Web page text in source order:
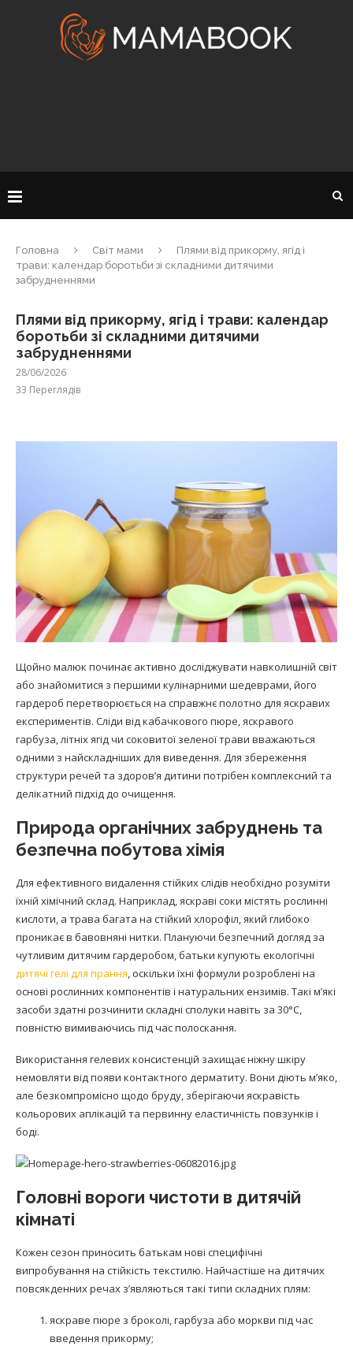
Головна Світ мами
Плями від прикорму, ягід і
трави: календар боротьби зі складними дитячими
забрудненнями
Плями від прикорму, ягід і трави: календар
боротьби зі складними дитячими
забрудненнями
28/06/2026
33 Переглядів
Щойно малюк починає активно досліджувати навколишній світ
або знайомитися з першими кулінарними шедеврами, його
гардероб перетворюється на справжнє полотно для яскравих
експериментів. Сліди від кабачкового пюре, яскравого
гарбуза, літніх ягід чи соковитої зеленої трави вважаються
одними з найскладніших для виведення. Для збереження
структури речей та здоров’я дитини потрібен комплексний та
делікатний підхід до очищення.
Природа органічних забруднень та
безпечна побутова хімія
Для ефективного видалення стійких слідів необхідно розуміти
їхній хімічний склад. Наприклад, яскраві соки містять рослинні
кислоти, а трава багата на стійкий хлорофіл, який глибоко
проникає в бавовняні нитки. Плануючи безпечний догляд за
чутливим дитячим гардеробом, батьки купують екологічні
дитячі гелі для прання, оскільки їхні формули розроблені на
основі рослинних компонентів і натуральних ензимів. Такі м’які
засоби здатні розчинити складні сполуки навіть за 30°С,
повністю вимиваючись під час полоскання.
Використання гелевих консистенцій захищає ніжну шкіру
немовляти від появи контактного дерматиту. Вони діють м’яко,
але безкомпромісно щодо бруду, зберігаючи яскравість
кольорових аплікацій та первинну еластичність повзунків і
боді.
Головні вороги чистоти в дитячій
кімнаті
Кожен сезон приносить батькам нові специфічні
випробування на стійкість текстилю. Найчастіше на дитячих
повсякденних речах з’являються такі типи складних плям:
яскраве пюре з броколі, гарбуза або моркви під час
введення прикорму;